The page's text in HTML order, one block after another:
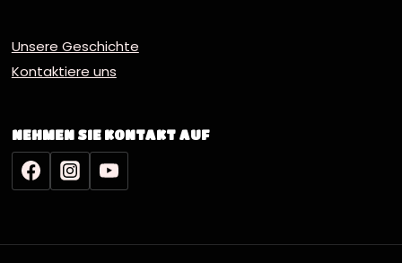
Unsere Geschichte
Kontaktiere uns
NEHMEN SIE KONTAKT AUF